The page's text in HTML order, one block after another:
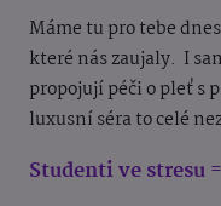
Máme tu pro tebe
které nás zaujaly. I
propojují péči o pleť s
luxusní séra to celé
Studenti ve stresu